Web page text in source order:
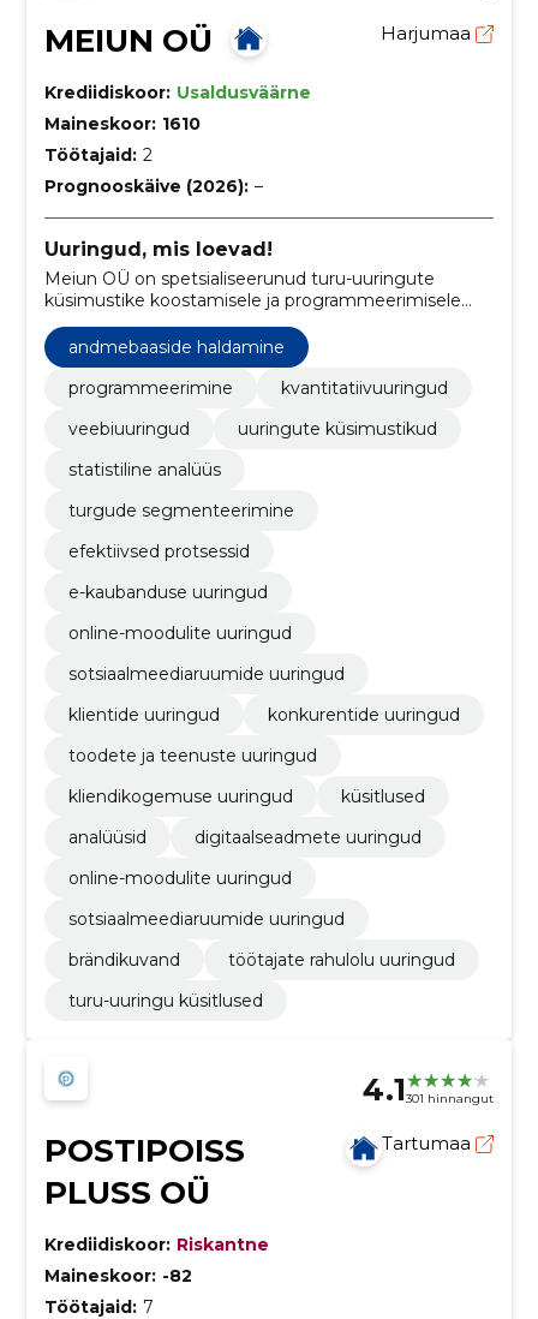
MEIUN OÜ Harjumaa
Krediidiskoor: Usaldusväärne
Maineskoor: 1610
Töötajaid: 2
Prognooskäive (2026): –
Uuringud, mis loevad!
Meiun OÜ on spetsialiseerunud turu-uuringute
küsimustike koostamisele ja programmeerimisele
ning pakub keerukate projektide teostamise
võimalusi. Meie eesmärk on aidata klientidel saada
tulemusi läbi täpsete ja kvaliteetsete uuringutega
andmebaaside haldamine
programmeerimine
kvantitatiivuuringud
veebiuuringud
uuringute küsimustikud
statistiline analüüs
turgude segmenteerimine
efektiivsed protsessid
e-kaubanduse uuringud
online-moodulite uuringud
sotsiaalmeediaruumide uuringud
klientide uuringud
konkurentide uuringud
toodete ja teenuste uuringud
kliendikogemuse uuringud
küsitlused
analüüsid
digitaalseadmete uuringud
online-moodulite uuringud
sotsiaalmeediaruumide uuringud
brändikuvand
töötajate rahulolu uuringud
turu-uuringu küsitlused
4.1301 hinnangut
POSTIPOISS
PLUSS OÜ
Tartumaa
Krediidiskoor: Riskantne
Maineskoor: -82
Töötajaid: 7